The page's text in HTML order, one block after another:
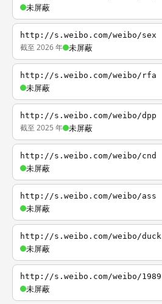
未屏蔽
http://s.weibo.com/weibo/sex
截至 2026 年 未屏蔽
http://s.weibo.com/weibo/rfa
未屏蔽
http://s.weibo.com/weibo/dpp
截至 2025 年 未屏蔽
http://s.weibo.com/weibo/cnd
未屏蔽
http://s.weibo.com/weibo/ass
未屏蔽
http://s.weibo.com/weibo/duck
未屏蔽
http://s.weibo.com/weibo/1989
未屏蔽